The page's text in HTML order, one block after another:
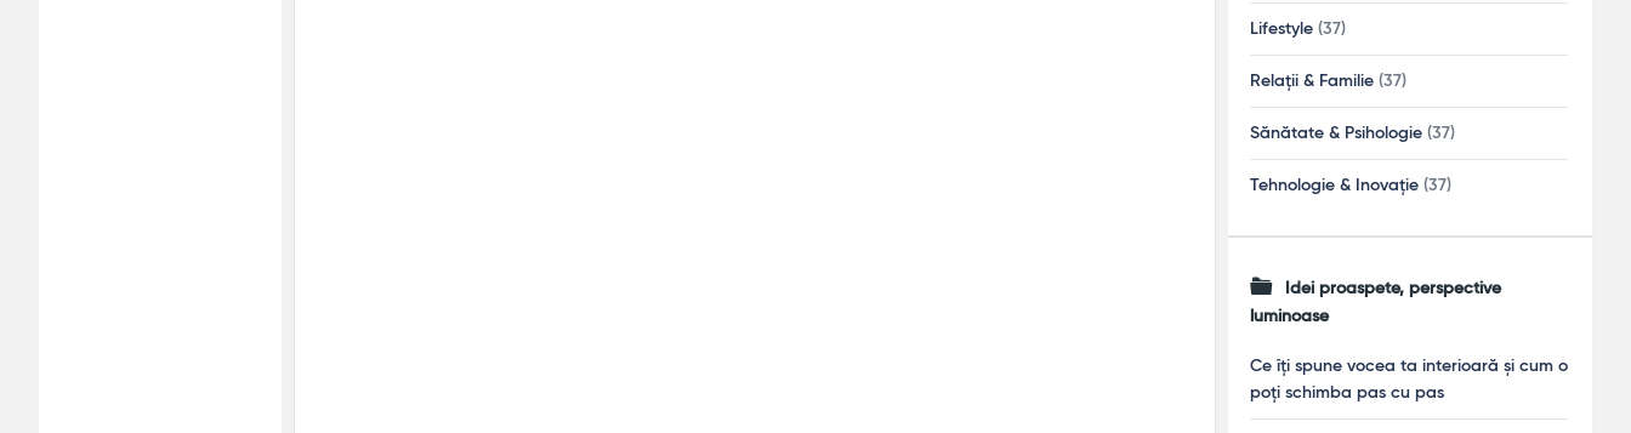
Lifestyle (37)
Relații & Familie (37)
Sănătate & Psihologie (37)
Tehnologie & Inovație (37)
Idei proaspete, perspective
luminoase
Ce îți spune vocea ta interioară și cum o
poți schimba pas cu pas